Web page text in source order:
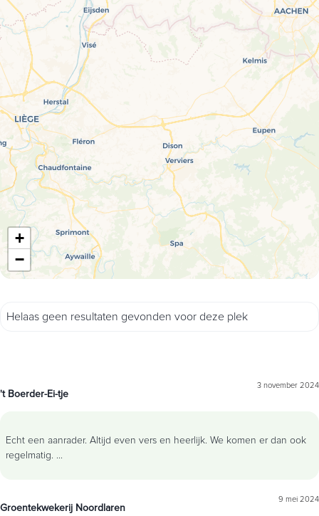
+
−
Helaas geen resultaten gevonden voor deze plek
't Boerder-Ei-tje
3 november 2024
Echt een aanrader. Altijd even vers en heerlijk. We komen er dan ook
regelmatig. ...
Groentekwekerij Noordlaren
9 mei 2024